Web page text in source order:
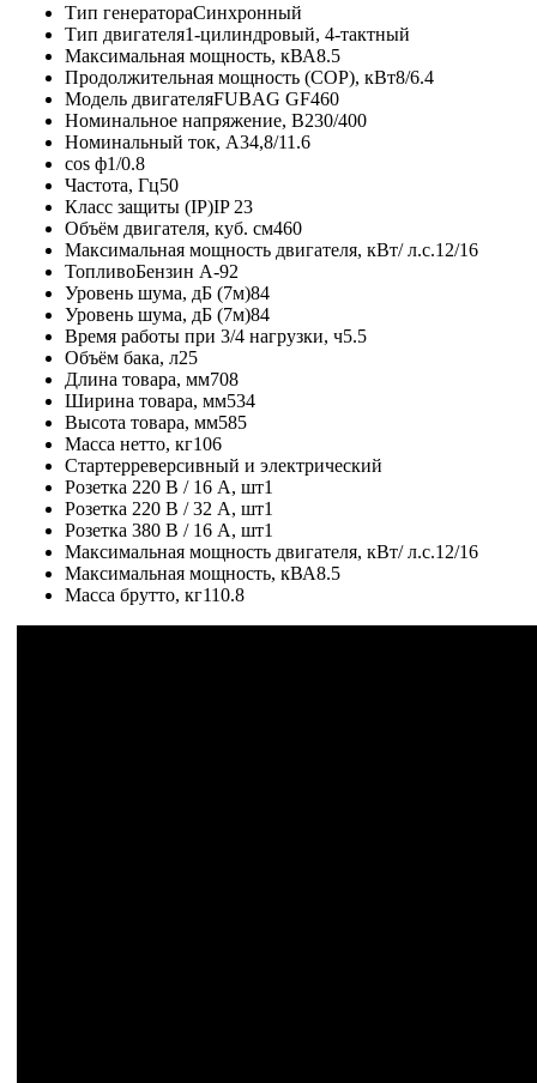
Тип генератораСинхронный
Тип двигателя1-цилиндровый, 4-тактный
Максимальная мощность, кВА8.5
Продолжительная мощность (COP), кВт8/6.4
Модель двигателяFUBAG GF460
Номинальное напряжение, В230/400
Номинальный ток, A34,8/11.6
cos ф1/0.8
Частота, Гц50
Класс защиты (IP)IP 23
Объём двигателя, куб. см460
Максимальная мощность двигателя, кВт/ л.с.12/16
ТопливоБензин А-92
Уровень шума, дБ (7м)84
Уровень шума, дБ (7м)84
Время работы при 3/4 нагрузки, ч5.5
Объём бака, л25
Длина товара, мм708
Ширина товара, мм534
Высота товара, мм585
Масса нетто, кг106
Стартерреверсивный и электрический
Розетка 220 В / 16 А, шт1
Розетка 220 В / 32 А, шт1
Розетка 380 В / 16 А, шт1
Максимальная мощность двигателя, кВт/ л.с.12/16
Максимальная мощность, кВА8.5
Масса брутто, кг110.8